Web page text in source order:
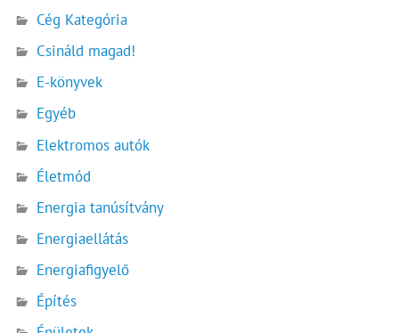
Cég Kategória
Csináld magad!
E-könyvek
Egyéb
Elektromos autók
Életmód
Energia tanúsítvány
Energiaellátás
Energiafigyelő
Építés